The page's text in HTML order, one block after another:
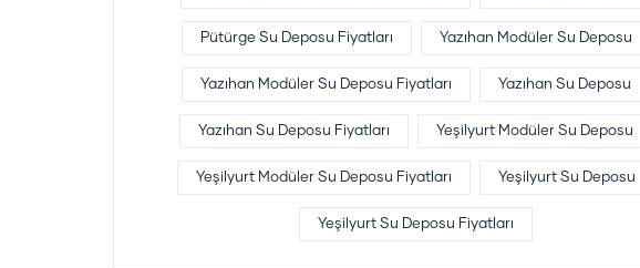
Pütürge Su Deposu Fiyatları Yazıhan Modüler Su Deposu
Yazıhan Modüler Su Deposu Fiyatları Yazıhan Su Deposu
Yazıhan Su Deposu Fiyatları Yeşilyurt Modüler Su Deposu
Yeşilyurt Modüler Su Deposu Fiyatları Yeşilyurt Su Deposu
Yeşilyurt Su Deposu Fiyatları